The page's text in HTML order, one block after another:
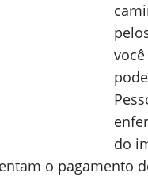
do
o pagamento